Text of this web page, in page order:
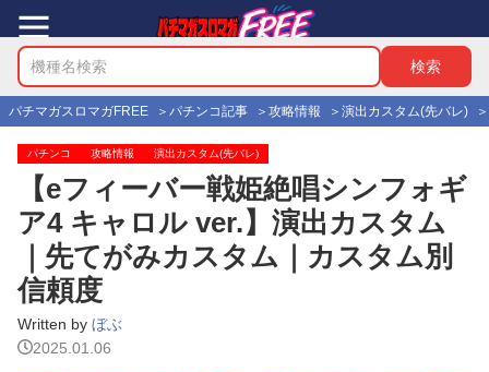
パチマガスロマガFREE パチンコ記事 攻略情報 演出カスタム(先バレ)
パチンコ 攻略情報 演出カスタム(先バレ)
【eフィーバー戦姫絶唱シンフォギ
ア4 キャロル ver.】演出カスタム
｜先てがみカスタム｜カスタム別
信頼度
Written by ぼぶ
2025.01.06